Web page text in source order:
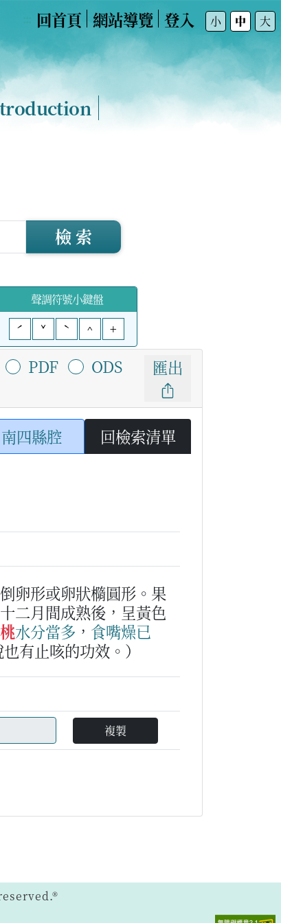
回首頁 網站導覽 登入 小 中 大
檢 索
聲調符號小鍵盤
ˊ
ˇ ˋ ^ +
PDF ODS 匯出
南四縣腔 回檢索清單
卵形或卵狀橢圓形。果
二月間成熟後，呈黃色
水分當多 ， 食嘴燥已
有止咳的功效。）
複製